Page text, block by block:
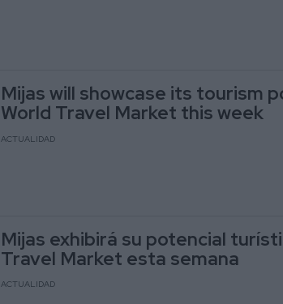
Mijas will showcase its tourism
World Travel Market this week
ACTUALIDAD
Mijas exhibirá su potencial
Travel Market esta semana
ACTUALIDAD